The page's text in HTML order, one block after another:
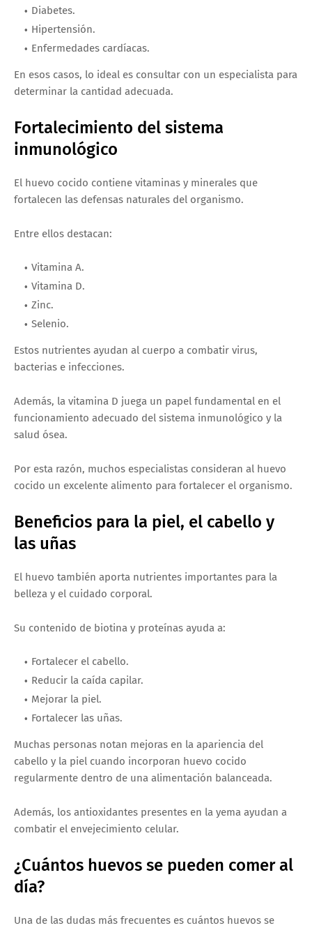
Diabetes.
Hipertensión.
Enfermedades cardíacas.
En esos casos, lo ideal es consultar con un especialista para
determinar la cantidad adecuada.
Fortalecimiento del sistema
inmunológico
El huevo cocido contiene vitaminas y minerales que
fortalecen las defensas naturales del organismo.
Entre ellos destacan:
Vitamina A.
Vitamina D.
Zinc.
Selenio.
Estos nutrientes ayudan al cuerpo a combatir virus,
bacterias e infecciones.
Además, la vitamina D juega un papel fundamental en el
funcionamiento adecuado del sistema inmunológico y la
salud ósea.
Por esta razón, muchos especialistas consideran al huevo
cocido un excelente alimento para fortalecer el organismo.
Beneficios para la piel, el cabello y
las uñas
El huevo también aporta nutrientes importantes para la
belleza y el cuidado corporal.
Su contenido de biotina y proteínas ayuda a:
Fortalecer el cabello.
Reducir la caída capilar.
Mejorar la piel.
Fortalecer las uñas.
Muchas personas notan mejoras en la apariencia del
cabello y la piel cuando incorporan huevo cocido
regularmente dentro de una alimentación balanceada.
Además, los antioxidantes presentes en la yema ayudan a
combatir el envejecimiento celular.
¿Cuántos huevos se pueden comer al
día?
Una de las dudas más frecuentes es cuántos huevos se